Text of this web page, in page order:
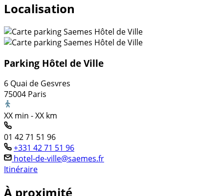
Localisation
Parking Hôtel de Ville
6 Quai de Gesvres
75004 Paris
XX min - XX km
01 42 71 51 96
+331 42 71 51 96
hotel-de-ville@saemes.fr
Itinéraire
À proximité